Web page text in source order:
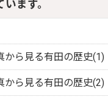
ます。
ら見る有田の歴史(1)
ら見る有田の歴史(2)